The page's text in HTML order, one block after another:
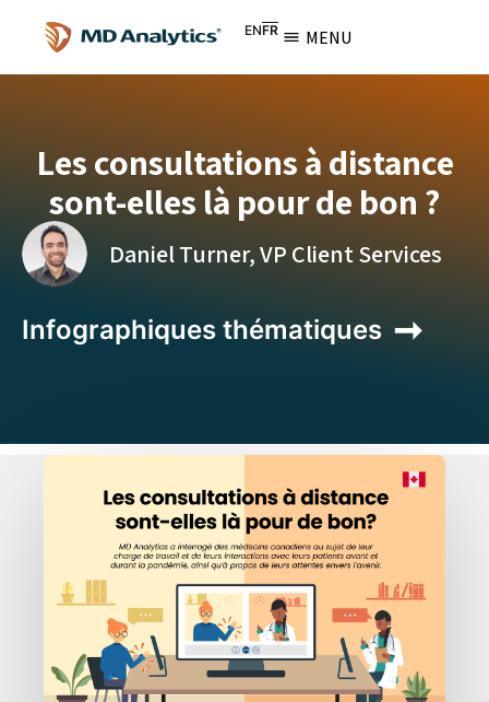
ENFR MENU
Les consultations à distance
sont-elles là pour de bon ?
Daniel Turner, VP Client Services
Infographiques thématiques